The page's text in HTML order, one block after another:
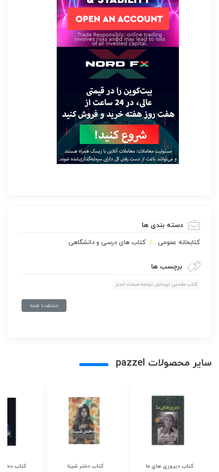
دسته بندی ها
كتابخانه عمومی کتاب های درسی و دانشگاهی
برچسب ها
کتاب مقدس ترسایان ترجمه مبحث استر
مشاهده همه
سایر محصولات pazzel
کتاب دیروزی های ما کتاب دختر شینا کتاب دختر